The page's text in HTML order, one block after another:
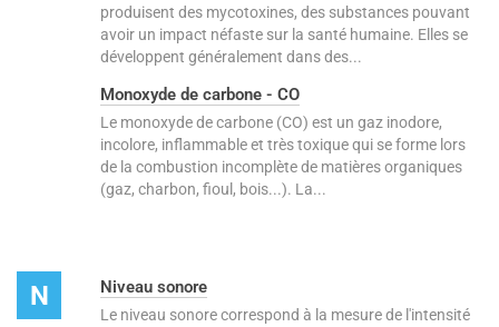
produisent des mycotoxines, des substances pouvant
avoir un impact néfaste sur la santé humaine. Elles se
développent généralement dans des...
Monoxyde de carbone - CO
Le monoxyde de carbone (CO) est un gaz inodore,
incolore, inflammable et très toxique qui se forme lors
de la combustion incomplète de matières organiques
(gaz, charbon, fioul, bois...). La...
N Niveau sonore
Le niveau sonore correspond à la mesure de l'intensité